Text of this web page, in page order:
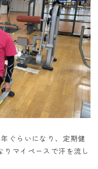
年ぐらいになり、定期健
りマイペースで汗を流し